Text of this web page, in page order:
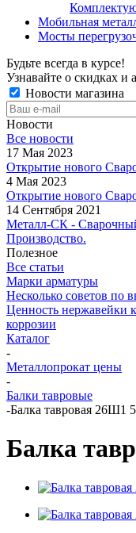
Мобильная
Мосты
Будьте всегда в курсе!
Узнавайте о скидках и
Новости магазина
Новости
Все новости
17 Мая 2023
Открытие нового
4 Мая 2023
Открытие нового
14 Сентября 2021
Металл-СК -
Производство.
Полезное
Все статьи
Марки арматуры
Несколько советов по
Ценность нержавейки
коррозии
Каталог
-
Металлопрокат цены
-
Балки тавровые
-Балка тавровая 26Ш1
Балка